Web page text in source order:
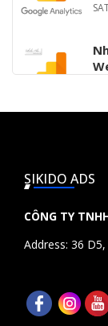
SIKIDO ADS
CÔNG TY
Address: 36